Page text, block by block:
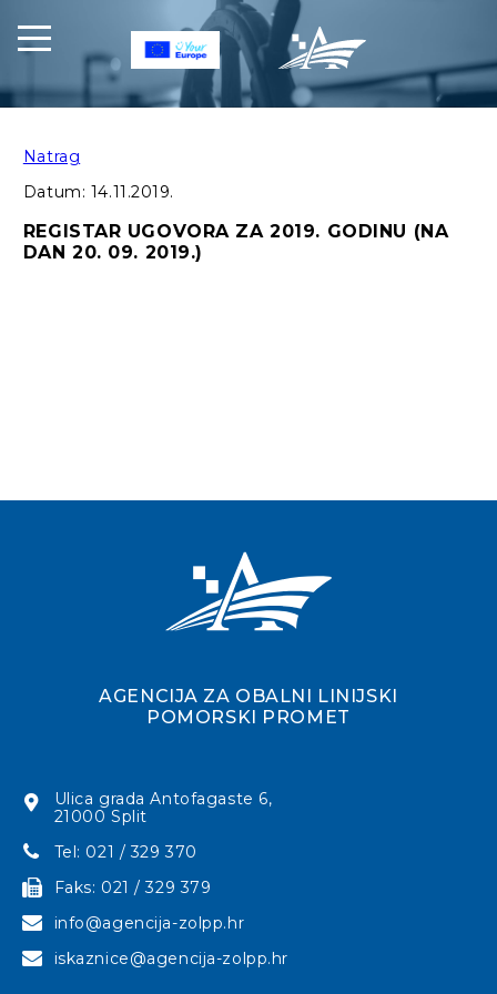
Natrag
Datum: 14.11.2019.
REGISTAR UGOVORA ZA 2019. GODINU (NA
DAN 20. 09. 2019.)
AGENCIJA ZA OBALNI LINIJSKI
POMORSKI PROMET
Ulica grada Antofagaste 6,
21000 Split
Tel: 021 / 329 370
Faks: 021 / 329 379
info@agencija-zolpp.hr
iskaznice@agencija-zolpp.hr